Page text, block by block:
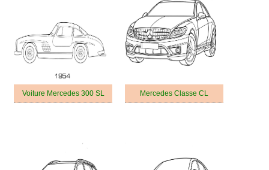
Voiture Mercedes 300 SL Mercedes Classe CL